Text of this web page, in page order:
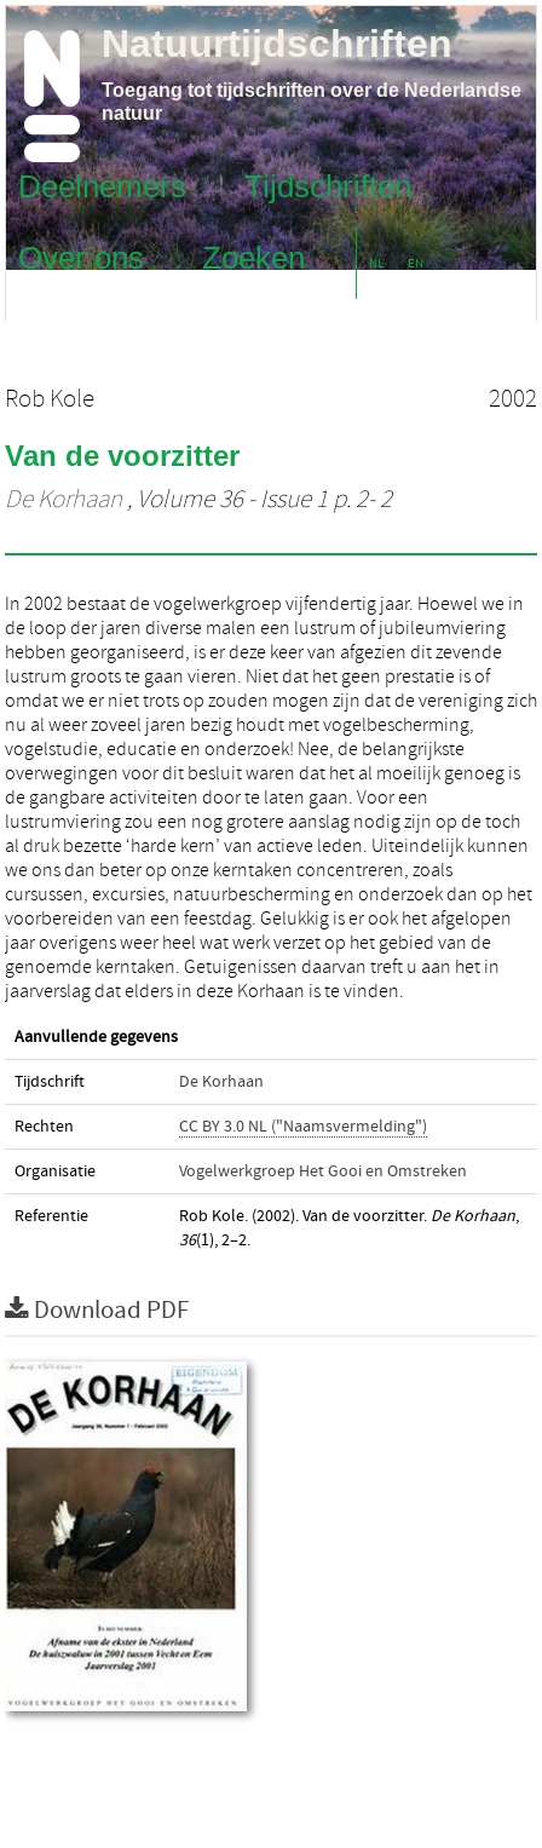
Deelnemers
Tijdschriften
Over ons
Zoeken NL EN
Natuurtijdschriften
Toegang tot tijdschriften over de Nederlandse
natuur
Rob Kole 2002
Van de voorzitter
De Korhaan , Volume 36 - Issue 1 p. 2- 2
In 2002 bestaat de vogelwerkgroep vijfendertig jaar. Hoewel we in
de loop der jaren diverse malen een lustrum of jubileumviering
hebben georganiseerd, is er deze keer van afgezien dit zevende
lustrum groots te gaan vieren. Niet dat het geen prestatie is of
omdat we er niet trots op zouden mogen zijn dat de vereniging zich
nu al weer zoveel jaren bezig houdt met vogelbescherming,
vogelstudie, educatie en onderzoek! Nee, de belangrijkste
overwegingen voor dit besluit waren dat het al moeilijk genoeg is
de gangbare activiteiten door te laten gaan. Voor een
lustrumviering zou een nog grotere aanslag nodig zijn op de toch
al druk bezette ‘harde kern’ van actieve leden. Uiteindelijk kunnen
we ons dan beter op onze kerntaken concentreren, zoals
cursussen, excursies, natuurbescherming en onderzoek dan op het
voorbereiden van een feestdag. Gelukkig is er ook het afgelopen
jaar overigens weer heel wat werk verzet op het gebied van de
genoemde kerntaken. Getuigenissen daarvan treft u aan het in
jaarverslag dat elders in deze Korhaan is te vinden.
Aanvullende gegevens
Tijdschrift De Korhaan
Rechten CC BY 3.0 NL ("Naamsvermelding")
Organisatie Vogelwerkgroep Het Gooi en Omstreken
Referentie Rob Kole. (2002). Van de voorzitter. De Korhaan,
36(1), 2–2.
Download PDF